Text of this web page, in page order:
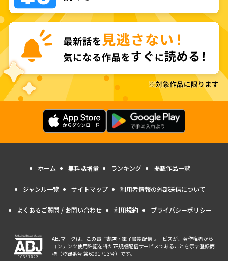
ホーム 無料話増量 ランキング 掲載作品一覧
ジャンル一覧 サイトマップ 利用者情報の外部送信について
よくあるご質問 / お問い合わせ 利用規約 プライバシーポリシー
ABJマークは、この電子書店・電子書籍配信サービスが、著作権者から
コンテンツ使用許諾を得た正規版配信サービスであることを示す登録商
標（登録番号 第6091713号）です。